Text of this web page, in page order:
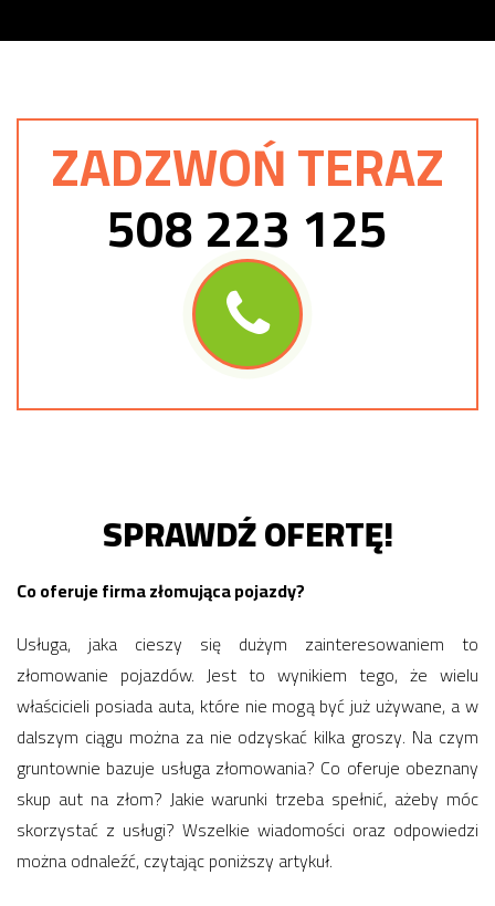
ZADZWOŃ TERAZ
508 223 125
SPRAWDŹ OFERTĘ!
Co oferuje firma złomująca pojazdy?
Usługa, jaka cieszy się dużym zainteresowaniem to
złomowanie pojazdów. Jest to wynikiem tego, że wielu
właścicieli posiada auta, które nie mogą być już używane, a w
dalszym ciągu można za nie odzyskać kilka groszy. Na czym
gruntownie bazuje usługa złomowania? Co oferuje obeznany
skup aut na złom? Jakie warunki trzeba spełnić, ażeby móc
skorzystać z usługi? Wszelkie wiadomości oraz odpowiedzi
można odnaleźć, czytając poniższy artykuł.